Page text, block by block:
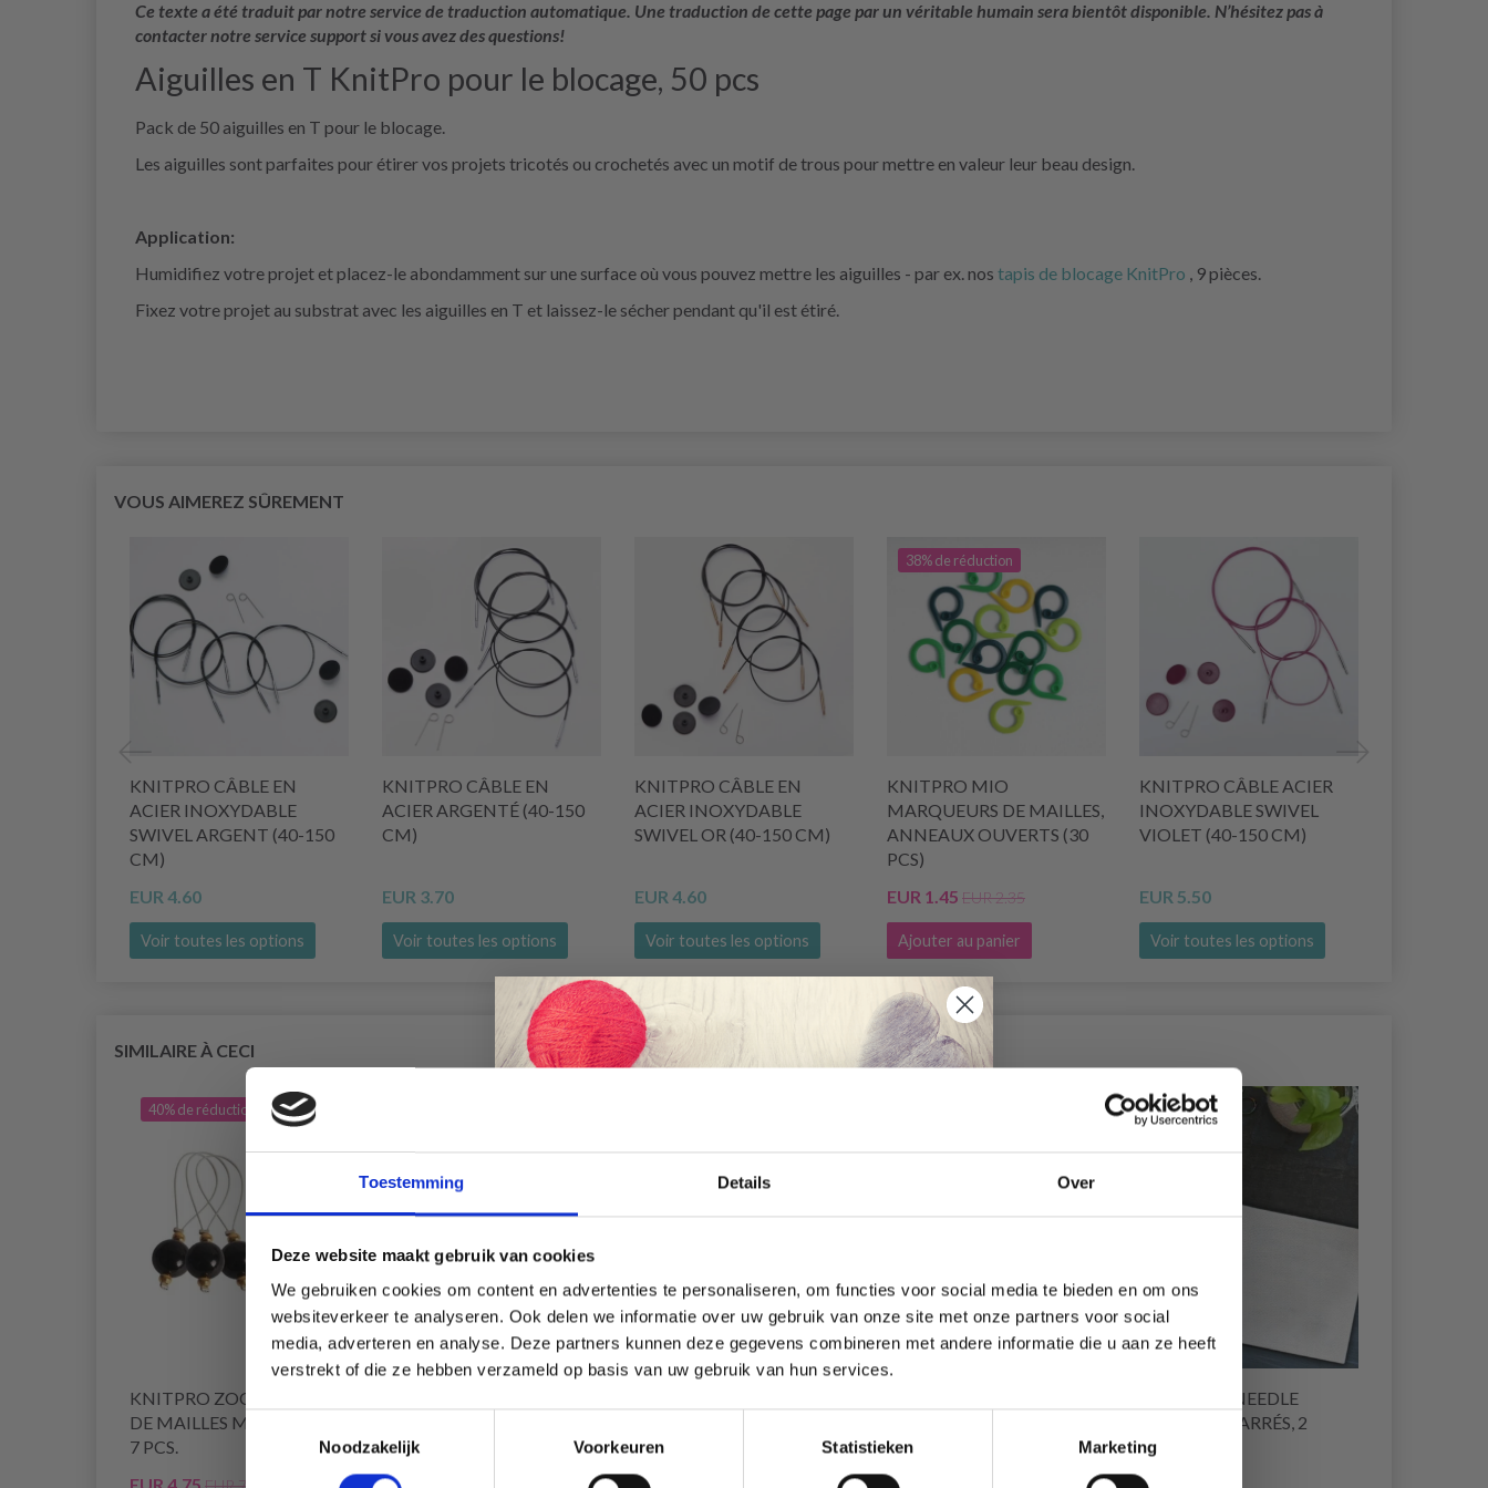
Toestemming Details Over
Deze website maakt gebruik van cookies
We gebruiken cookies om content en advertenties te personaliseren, om functies voor social media te bieden en om ons
websiteverkeer te analyseren. Ook delen we informatie over uw gebruik van onze site met onze partners voor social
media, adverteren en analyse. Deze partners kunnen deze gegevens combineren met andere informatie die u aan ze heeft
verstrekt of die ze hebben verzameld op basis van uw gebruik van hun services.
Toestemmingsselectie
Noodzakelijk
Voorkeuren Statistieken Marketing
Ce texte a été traduit par notre service de traduction automatique. Une traduction de cette page par un véritable humain sera bientôt disponible. N’hésitez pas à
contacter notre service support si vous avez des questions!
Aiguilles en T KnitPro pour le blocage, 50 pcs
Pack de 50 aiguilles en T pour le blocage.
Les aiguilles sont parfaites pour étirer vos projets tricotés ou crochetés avec un motif de trous pour mettre en valeur leur beau design.
Application:
Humidifiez votre projet et placez-le abondamment sur une surface où vous pouvez mettre les aiguilles - par ex. nos tapis de blocage KnitPro , 9 pièces.
Fixez votre projet au substrat avec les aiguilles en T et laissez-le sécher pendant qu'il est étiré.
VOUS AIMEREZ SÛREMENT
KNITPRO CÂBLE EN
ACIER INOXYDABLE
SWIVEL ARGENT (40-150
CM)
EUR 4.60
Voir toutes les options
KNITPRO CÂBLE EN
ACIER ARGENTÉ (40-150
CM)
EUR 3.70
Voir toutes les options
KNITPRO CÂBLE EN
ACIER INOXYDABLE
SWIVEL OR (40-150 CM)
EUR 4.60
Voir toutes les options
38% de réduction
KNITPRO MIO
MARQUEURS DE MAILLES,
ANNEAUX OUVERTS (30
PCS)
EUR 1.45 EUR 2.35
Ajouter au panier
KNITPRO CÂBLE ACIER
INOXYDABLE SWIVEL
VIOLET (40-150 CM)
EUR 5.50
Voir toutes les options
SIMILAIRE À CECI
40% de réduction
KNITPRO ZOONI MARQUEURS
DE MAILLES MIDNIGHT BEAUTY,
7 PCS.
19% de réduction
KNITPRO PUNCH-NEEDLE
CADRES DE TISSU CARRÉS, 2
PIÈCES
Économisez jusqu'à 50 %
offres limitées en vous inscrivant à notre
newsletter gratuite !
Oui, inscrivez-moi !